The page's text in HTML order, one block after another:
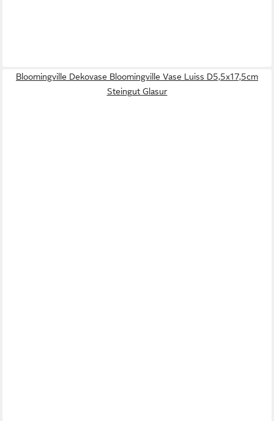
Bloomingville Dekovase Bloomingville Vase Luiss D5,5x17,5cm
Steingut Glasur